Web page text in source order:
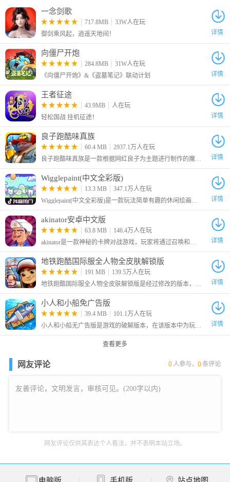
超时空之钥二十五项修改器官方版加强模式修改
功能介绍
1、增加一千金钱
2、无限 MP
3、无敌模式
5、当前角色加 5 准确性
6、当前角色加 1 速度
7、当前角色加 5 魔法
8、当前角色加 5 闪避
9、当前角色加 5 耐力
10、当前角色加 5 魔法防御
11、当前角色增加经验
12、最少 9 个物品(打开物品栏)
13、低生命值
功能介绍
1、队伍无限生命
2、无限队伍法力
一念剑歌
717.8MB
33W人在玩
御剑乘风起，逍遥天地间！
详情
向僵尸开炮
284.8MB
31W人在玩
《向僵尸开炮》&《盗墓笔记》联动计划
详情
王者征途
43.9MB
人在玩
轻松国战 挂机征途！
详情
良子跑酷味真族
60.4 MB
2937.1万人在玩
良子跑酷味真族是一款根据网红良子为主题进行制作的魔改地铁跑酷游戏，游戏原本的主角杰克变成了我们的大胃袋良子，跑酷路上的金币也变成了良子最爱吃的焖子！
详情
Wigglepaint(中文全彩版)
13.3 MB
347.1万人在玩
Wigglepaint(中文全彩版)是一款玩法简单有趣的休闲绘画涂鸦游戏，本次为大家带来的是中文全彩版本，该版本由B站UP主“角赤pulupo”制作，支持中文还有十六种色彩画笔，让你可以自由绘画涂鸦！
详情
akinator安卓中文版
63.8 MB
146.4万人在玩
akinator是一款神秘的卡牌对战游戏，玩家将通过召唤和组合各种神秘的卡牌来战斗，感兴趣的小伙伴快来试试吧！
详情
地铁跑酷国际服全人物全皮肤解锁版
191 MB
139.5万人在玩
地铁跑酷国际服全人物全皮肤解锁版是经过修改的版本，大家在游戏中可以自由的选择角色，还解锁全部的皮肤，让你可以对角色进行自由的装扮，从而有着更加个性化的效果。
详情
小人和小船免广告版
39.4 MB
101.1万人在玩
小人和小船无广告版是游戏的破解版本，在该版本中为玩家去除了广告，玩家可以不看广告直接获得奖励。这是一款休闲模拟游戏，在游戏中玩家将化身为航海家，你需要做的就是不断的召唤钓鱼。
详情
查看更多
网友评论 0 人参与，0条评论
网友评论仅供其表达个人看法，并不表明本站立场。